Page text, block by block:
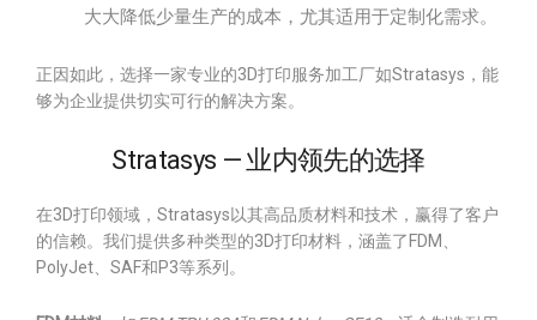
大大降低少量生产的成本，尤其适用于定制化需求。
正因如此，选择一家专业的3D打印服务加工厂如Stratasys，能
够为企业提供切实可行的解决方案。
Stratasys — 业内领先的选择
在3D打印领域，Stratasys以其高品质材料和技术，赢得了客户
的信赖。我们提供多种类型的3D打印材料，涵盖了FDM、
PolyJet、SAF和P3等系列。